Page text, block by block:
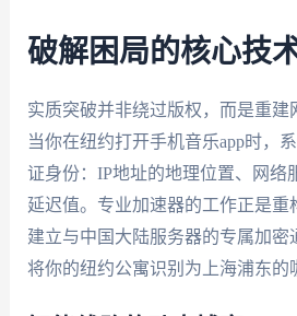
破解困局的核心技
实质突破并非绕过版权，而是重建
当你在纽约打开手机音乐app时，
证身份：IP地址的地理位置、网络
延迟值。专业加速器的工作正是
建立与中国大陆服务器的专属加密
将你的纽约公寓识别为上海浦东的